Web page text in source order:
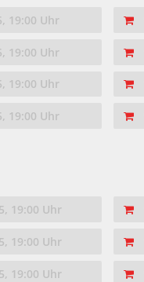
19:00 Uhr
19:00 Uhr
19:00 Uhr
19:00 Uhr
19:00 Uhr
19:00 Uhr
19:00 Uhr